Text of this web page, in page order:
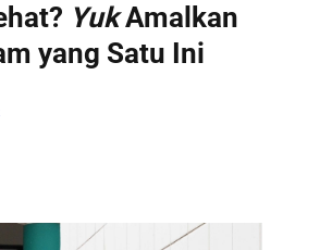
YukAmalkan
yang Satu Ini